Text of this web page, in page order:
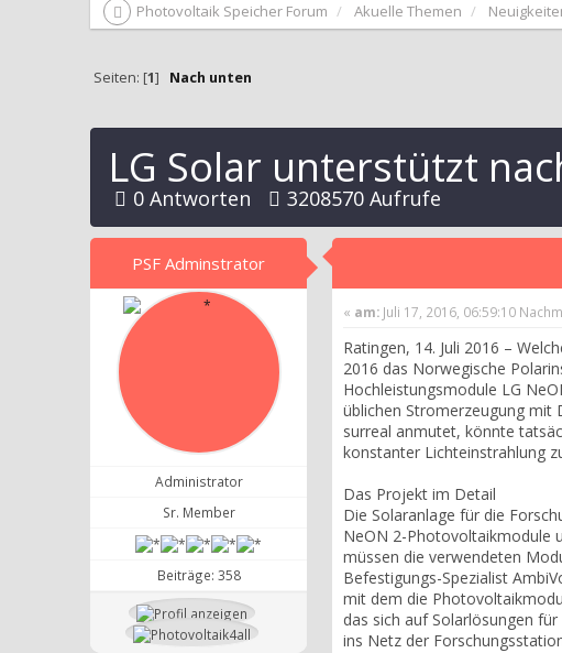
Photovoltaik Speicher Forum Akuelle Themen
Seiten: [1] Nach unten
LG Solar unterstützt
0 Antworten 3208570 Aufrufe
PSF Adminstrator
Administrator
Sr. Member
Beiträge: 358
« am:Juli 17, 2016, 06:59:10
Ratingen, 14. Juli 2016 –
2016 das Norwegische
Hochleistungsmodule LG
üblichen Stromerzeugung mit
surreal anmutet, könnte
konstanter Lichteinstrahlung
Das Projekt im Detail
Die Solaranlage für die
NeON 2-Photovoltaikmodule
müssen die verwendeten
Befestigungs-Spezialist
mit dem die
das sich auf Solarlösungen
ins Netz der